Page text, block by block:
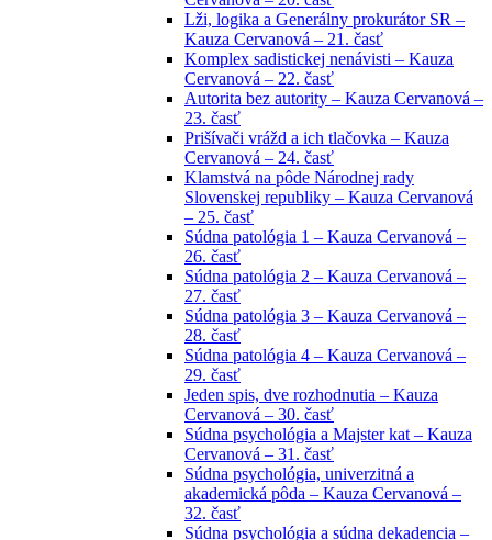
Lži, logika a Generálny prokurátor SR –
Kauza Cervanová – 21. časť
Komplex sadistickej nenávisti – Kauza
Cervanová – 22. časť
Autorita bez autority – Kauza Cervanová –
23. časť
Prišívači vrážd a ich tlačovka – Kauza
Cervanová – 24. časť
Klamstvá na pôde Národnej rady
Slovenskej republiky – Kauza Cervanová
– 25. časť
Súdna patológia 1 – Kauza Cervanová –
26. časť
Súdna patológia 2 – Kauza Cervanová –
27. časť
Súdna patológia 3 – Kauza Cervanová –
28. časť
Súdna patológia 4 – Kauza Cervanová –
29. časť
Jeden spis, dve rozhodnutia – Kauza
Cervanová – 30. časť
Súdna psychológia a Majster kat – Kauza
Cervanová – 31. časť
Súdna psychológia, univerzitná a
akademická pôda – Kauza Cervanová –
32. časť
Súdna psychológia a súdna dekadencia –